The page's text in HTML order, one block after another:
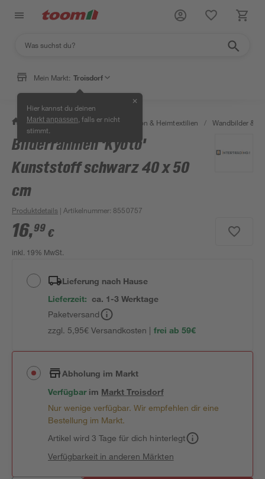
Mein Markt: Troisdorf
Hier kannst du deinen
Markt anpassen , falls er nicht
stimmt.
✕
/ Wohnen & Haushalt / Dekoration & Heimtextilien / Wandbilder &
Bilderrahmen 'Kyoto'
Kunststoff schwarz 40 x 50
cm
Produktdetails | Artikelnummer: 8550757
16,99 €
inkl. 19% MwSt.
Lieferung nach Hause
Lieferzeit: ca. 1-3 Werktage
Paketversand
zzgl. 5,95€ Versandkosten | frei ab 59€
Abholung im Markt
Verfügbar im MarktTroisdorf
Nur wenige verfügbar. Wir empfehlen dir eine
Bestellung im Markt.
Artikel wird 3 Tage für dich hinterlegt
Verfügbarkeit in anderen Märkten